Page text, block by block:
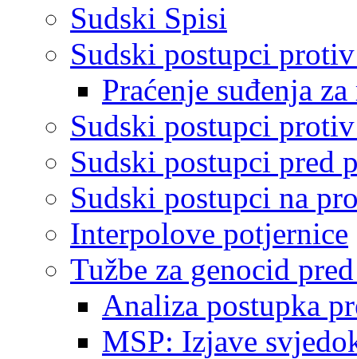
Sudski Spisi
Sudski postupci
Praćenje suđenja
Sudski postupci
Sudski postupci pred
Sudski postupci na
Interpolove potjernice
Tužbe za genocid
Analiza postupka
MSP: Izjave